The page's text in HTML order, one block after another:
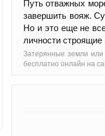
Путь отважных
завершить вояж.
Но и это еще не
личности
Затерянные земли
бесплатно онлайн на